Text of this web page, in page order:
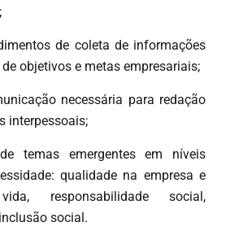
de coleta de informações
objetivos e metas empresariais;
necessária para redação
interpessoais;
temas emergentes em níveis
qualidade na empresa e
responsabilidade social,
social.